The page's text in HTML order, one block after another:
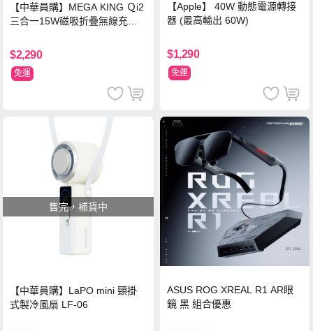
【中華員購】MEGA KING Ｑi2
三合一15W磁吸折疊無線充電
$2,290
免運
【Apple】 40W 動態電源轉接
器 (最高輸出 60W)
$1,290
免運
售完，補貨中
【中華員購】LaPO mini 頸掛
式製冷風扇 LF-06
ASUS ROG XREAL R1 AR眼
鏡 黑 組合優惠